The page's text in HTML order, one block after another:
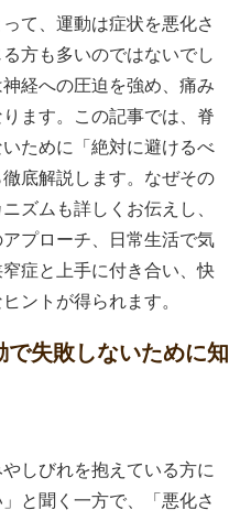
て、運動は症状を悪化さ
方も多いのではないでし
経への圧迫を強め、痛み
ます。この記事では、脊
ために「絶対に避けるべ
底解説します。なぜその
ズムも詳しくお伝えし、
プローチ、日常生活で気
症と上手に付き合い、快
ントが得られます。
失敗しないために知
しびれを抱えている方に
と聞く一方で、「悪化さ